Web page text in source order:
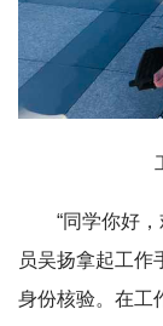
“同学你好
员吴扬拿起工作
身份核验。在工